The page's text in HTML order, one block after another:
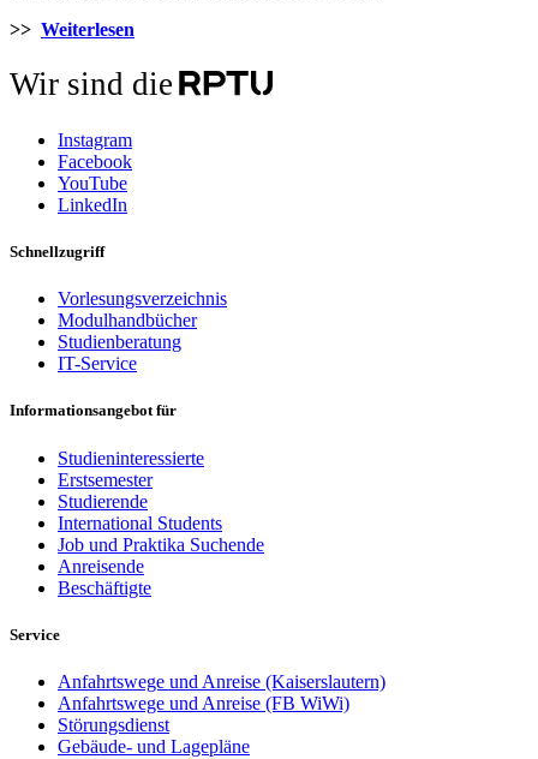
>> Weiterlesen
Wir sind die
Instagram
Facebook
YouTube
LinkedIn
Schnellzugriff
Vorlesungsverzeichnis
Modulhandbücher
Studienberatung
IT-Service
Informationsangebot für
Studieninteressierte
Erstsemester
Studierende
International Students
Job und Praktika Suchende
Anreisende
Beschäftigte
Service
Anfahrtswege und Anreise (Kaiserslautern)
Anfahrtswege und Anreise (FB WiWi)
Störungsdienst
Gebäude- und Lagepläne